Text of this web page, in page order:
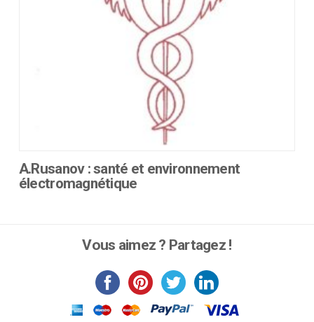
A.Rusanov : santé et environnement
électromagnétique
Vous aimez ? Partagez !